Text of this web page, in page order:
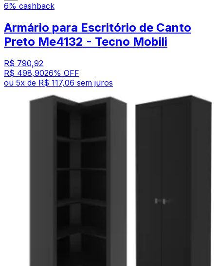
6% cashback
Armário para Escritório de Canto
Preto Me4132 - Tecno Mobili
R$ 790,92
R$ 498,9026% OFF
ou 5x de R$ 117,06 sem juros